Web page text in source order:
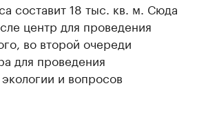
составит 18 тыс. кв. м. Сюда
центр для проведения
во второй очереди
для проведения
и вопросов